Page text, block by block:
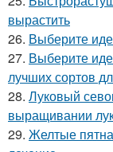
вырастить
26. Выберите
27. Выберите
лучших сортов
28. Луковый
выращивании
29. Желтые